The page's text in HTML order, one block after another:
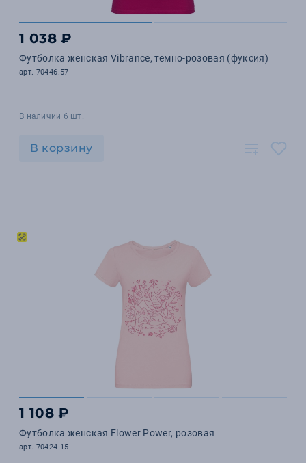
1 038 ₽
Футболка женская Vibrance, темно-розовая (фуксия)
арт. 70446.57
В наличии 6 шт.
В корзину
1 108 ₽
Футболка женская Flower Power, розовая
арт. 70424.15